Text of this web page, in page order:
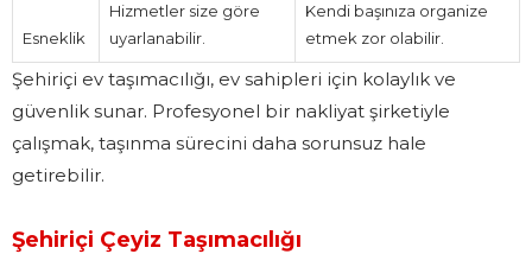
Esneklik
Hizmetler size göre
uyarlanabilir.
Kendi başınıza organize
etmek zor olabilir.
Şehiriçi ev taşımacılığı, ev sahipleri için kolaylık ve
güvenlik sunar. Profesyonel bir nakliyat şirketiyle
çalışmak, taşınma sürecini daha sorunsuz hale
getirebilir.
Şehiriçi Çeyiz Taşımacılığı